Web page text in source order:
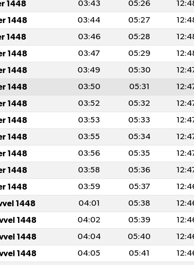
1448 03:43 05:26
1448 03:44 05:27
1448 03:46 05:28
1448 03:47 05:29
1448 03:49 05:30
1448 03:50 05:31
1448 03:52 05:32
1448 03:53 05:33
1448 03:55 05:34
1448 03:56 05:35
1448 03:58 05:36
1448 03:59 05:37
1448 04:01 05:38
1448 04:02 05:39
1448 04:04 05:40
1448 04:05 05:41